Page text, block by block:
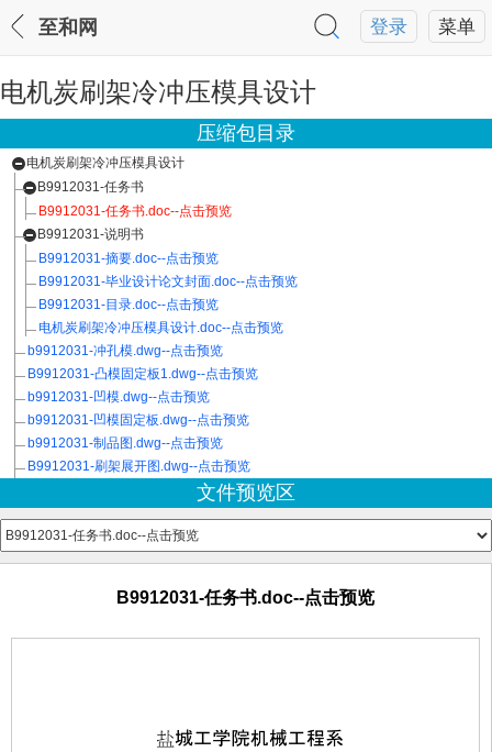
菜单
登录
至和网
电机炭刷架冷冲压模具设计
压缩包目录
电机炭刷架冷冲压模具设计
B9912031-任务书
B9912031-任务书.doc--点击预览
B9912031-说明书
B9912031-摘要.doc--点击预览
B9912031-毕业设计论文封面.doc--点击预览
B9912031-目录.doc--点击预览
电机炭刷架冷冲压模具设计.doc--点击预览
b9912031-冲孔模.dwg--点击预览
B9912031-凸模固定板1.dwg--点击预览
b9912031-凹模.dwg--点击预览
b9912031-凹模固定板.dwg--点击预览
b9912031-制品图.dwg--点击预览
B9912031-刷架展开图.dwg--点击预览
b9912031-卸料板.dwg--点击预览
B9912031-垫板.dwg--点击预览
B9912031-导套.dwg--点击预览
B9912031-弯曲模.dwg--点击预览
文件预览区
B9912031-任务书.doc--点击预览